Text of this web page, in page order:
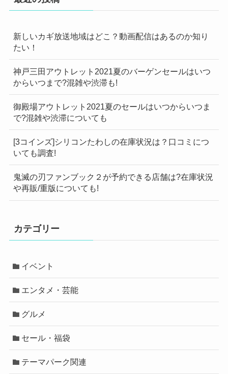
新しいカギ放送地域はどこ？動画配信はあるのか知り
たい！
神戸三田アウトレット2021夏のバーゲンセールはいつ
からいつまで?混雑や渋滞も!
御殿場アウトレット2021夏のセールはいつからいつま
で?混雑や渋滞についても
[3コインズ]シリコンたわしの在庫状況は？口コミにつ
いても調査!
鬼滅の刃ファンブック２が予約できる店舗は?在庫状況
や再販/重版についても!
カテゴリー
イベント
エンタメ・芸能
グルメ
セール・福袋
テーマパーク関連